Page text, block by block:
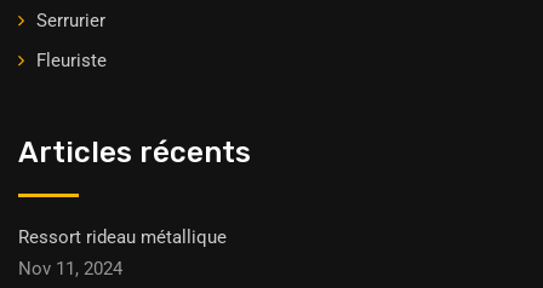
Serrurier
Fleuriste
Articles récents
Ressort rideau métallique
Nov 11, 2024